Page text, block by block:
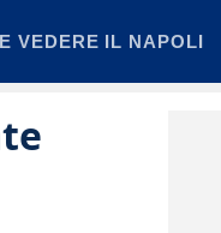
VEDERE IL NAPOLI